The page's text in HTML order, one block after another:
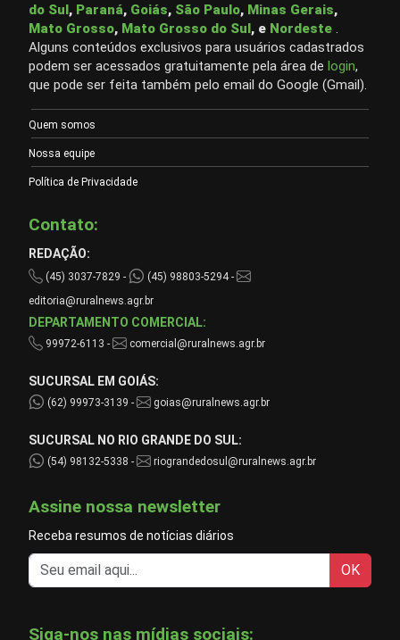
do Sul, Paraná, Goiás, São Paulo, Minas Gerais,
Mato Grosso, Mato Grosso do Sul, e Nordeste .
Alguns conteúdos exclusivos para usuários cadastrados
podem ser acessados gratuitamente pela área de login,
que pode ser feita também pelo email do Google (Gmail).
Quem somos
Nossa equipe
Política de Privacidade
Contato:
REDAÇÃO:
(45) 3037-7829 -
(45) 98803-5294 -
editoria@ruralnews.agr.br
DEPARTAMENTO COMERCIAL:
99972-6113 - comercial@ruralnews.agr.br
SUCURSAL EM GOIÁS:
(62) 99973-3139 - goias@ruralnews.agr.br
SUCURSAL NO RIO GRANDE DO SUL:
(54) 98132-5338 - riograndedosul@ruralnews.agr.br
Assine nossa newsletter
Receba resumos de notícias diários
OK
Siga-nos nas mídias sociais: